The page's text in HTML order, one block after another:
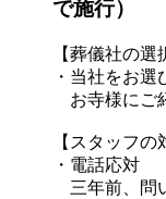
で施行）
【葬儀社の選
・当社をお選
お寺様にご
【スタッフの
・電話応対
三年前、問